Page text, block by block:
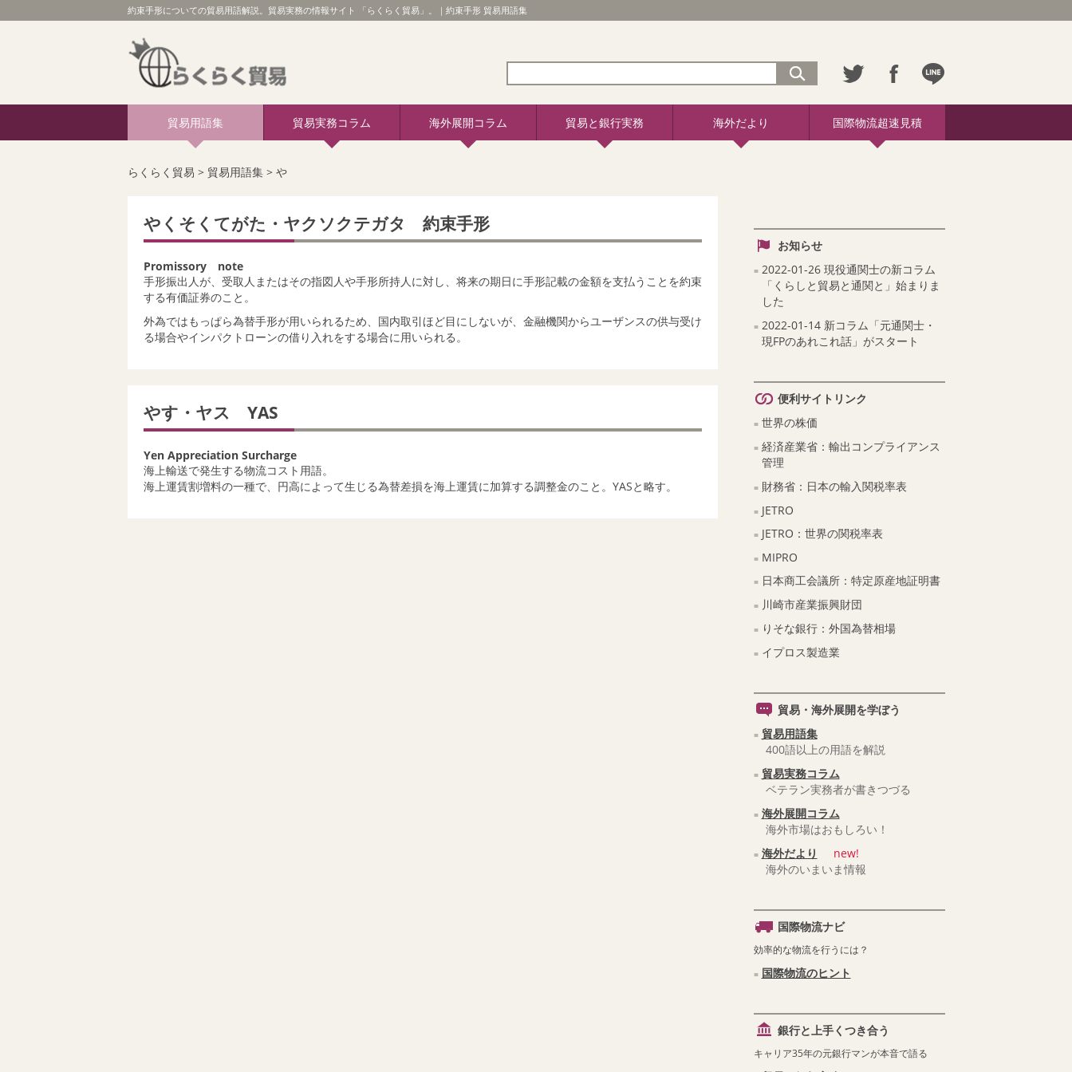
約束手形についての貿易用語解説。貿易実務の情報サイト 「らくらく貿易」。｜約束手形 貿易用語集
貿易用語集 貿易実務コラム 海外展開コラム 貿易と銀行実務 海外だより 国際物流超速見積
らくらく貿易 > 貿易用語集> や
やくそくてがた・ヤクソクテガタ 約束手形
Promissory note
手形振出人が、受取人またはその指図人や手形所持人に対し、将来の期日に手形記載の金額を支払うことを約束
する有価証券のこと。
外為ではもっぱら為替手形が用いられるため、国内取引ほど目にしないが、金融機関からユーザンスの供与受け
る場合やインパクトローンの借り入れをする場合に用いられる。
やす・ヤス YAS
Yen Appreciation Surcharge
海上輸送で発生する物流コスト用語。
海上運賃割増料の一種で、円高によって生じる為替差損を海上運賃に加算する調整金のこと。YASと略す。
お知らせ
2022-01-26 現役通関士の新コラム
「くらしと貿易と通関と」始まりま
した
2022-01-14 新コラム「元通関士・
現FPのあれこれ話」がスタート
便利サイトリンク
世界の株価
経済産業省：輸出コンプライアンス
管理
財務省：日本の輸入関税率表
JETRO
JETRO：世界の関税率表
MIPRO
日本商工会議所：特定原産地証明書
川崎市産業振興財団
りそな銀行：外国為替相場
イプロス製造業
貿易・海外展開を学ぼう
貿易用語集
400語以上の用語を解説
貿易実務コラム
ベテラン実務者が書きつづる
海外展開コラム
海外市場はおもしろい！
海外だより
new!
海外のいまいま情報
国際物流ナビ
効率的な物流を行うには？
国際物流のヒント
銀行と上手くつき合う
キャリア35年の元銀行マンが本音で語る